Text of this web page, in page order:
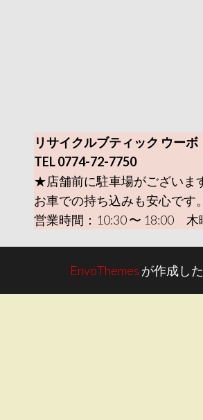
リサイクルブティック ウーボ
TEL 0774-72-7750
★店舗前に駐車場がございま
お車での持ち込みも安心です。
営業時間：10:30 〜 18:00 木
EnvoThemes が作成し